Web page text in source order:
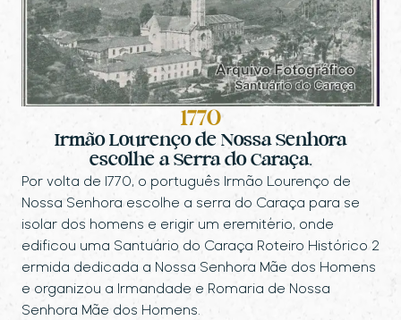
1770
Irmão Lourenço de Nossa Senhora
escolhe a Serra do Caraça.
Por volta de 1770, o português Irmão Lourenço de
Nossa Senhora escolhe a serra do Caraça para se
isolar dos homens e erigir um eremitério, onde
edificou uma Santuário do Caraça Roteiro Histórico 2
ermida dedicada a Nossa Senhora Mãe dos Homens
e organizou a Irmandade e Romaria de Nossa
Senhora Mãe dos Homens.